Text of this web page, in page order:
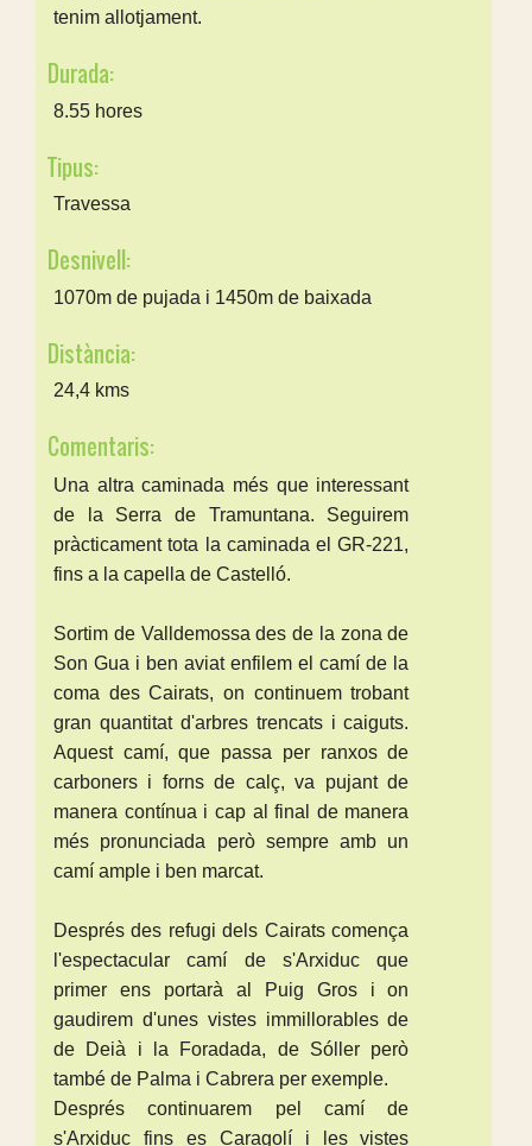
tenim allotjament.
Durada:
8.55 hores
Tipus:
Travessa
Desnivell:
1070m de pujada i 1450m de baixada
Distància:
24,4 kms
Comentaris:
Una altra caminada més que interessant
de la Serra de Tramuntana. Seguirem
pràcticament tota la caminada el GR-221,
fins a la capella de Castelló.
Sortim de Valldemossa des de la zona de
Son Gua i ben aviat enfilem el camí de la
coma des Cairats, on continuem trobant
gran quantitat d'arbres trencats i caiguts.
Aquest camí, que passa per ranxos de
carboners i forns de calç, va pujant de
manera contínua i cap al final de manera
més pronunciada però sempre amb un
camí ample i ben marcat.
Després des refugi dels Cairats comença
l'espectacular camí de s'Arxiduc que
primer ens portarà al Puig Gros i on
gaudirem d'unes vistes immillorables de
de Deià i la Foradada, de Sóller però
també de Palma i Cabrera per exemple.
Després continuarem pel camí de
s'Arxiduc fins es Caragolí i les vistes